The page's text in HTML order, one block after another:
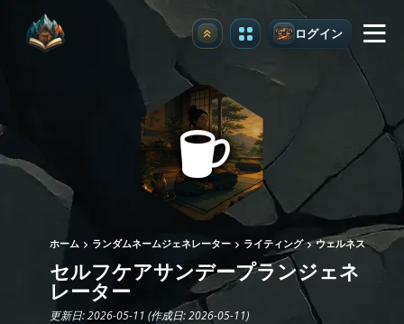
アップグレード ログイン
ホーム ランダムネームジェネレーター ライティング ウェルネス
セルフケアサンデープランジェネ
レーター
更新日: 2026-05-11 (作成日: 2026-05-11)